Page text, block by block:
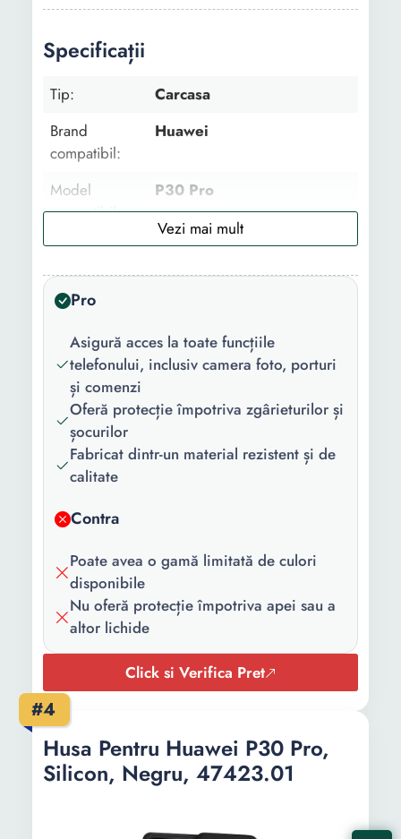
Specificații
Tip:
Carcasa
Brand
compatibil:
Huawei
Model
compatibil:
P30 Pro
Functii:
Anti gravity
Pro
Asigură acces la toate funcțiile
telefonului, inclusiv camera foto, porturi
și comenzi
Oferă protecție împotriva zgârieturilor și
șocurilor
Fabricat dintr-un material rezistent și de
calitate
Contra
Poate avea o gamă limitată de culori
disponibile
Nu oferă protecție împotriva apei sau a
altor lichide
Click si Verifica Pret
#4
Husa Pentru Huawei P30 Pro,
Silicon, Negru, 47423.01